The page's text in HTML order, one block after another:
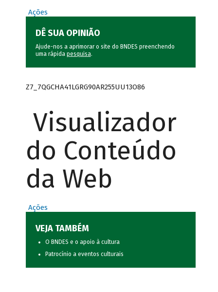
Ações
DÊ SUA OPINIÃO
Ajude-nos a aprimorar o site do BNDES preenchendo
uma rápida pesquisa.
Z7_7QGCHA41LGRG90AR255UU13O86
Visualizador
do Conteúdo
da Web
Ações
VEJA TAMBÉM
O BNDES e o apoio à cultura
Patrocínio a eventos culturais